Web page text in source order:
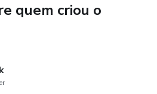
quem criou o